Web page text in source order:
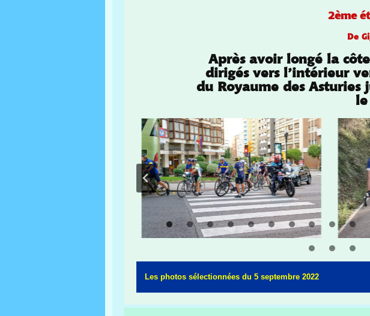
2ème
De
Après avoir longé la
dirigés vers l’intérieur
du Royaume des Asturies
le
Les photos sélectionnées du 5 septembre 2022